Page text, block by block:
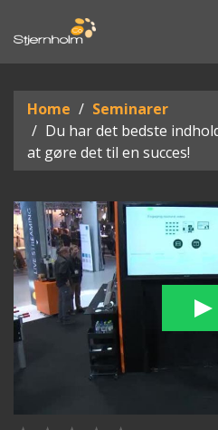
Home
Seminarer
Du har det bedste
at gøre det til en succes!